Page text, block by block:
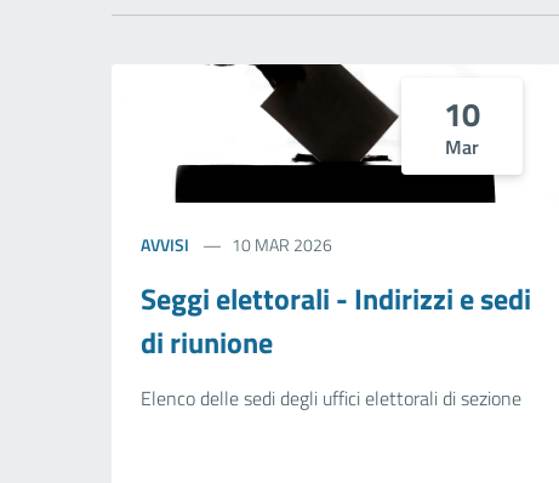
10
Mar
AVVISI 10 MAR 2026
Seggi elettorali - Indirizzi e sedi
di riunione
Elenco delle sedi degli uffici elettorali di sezione